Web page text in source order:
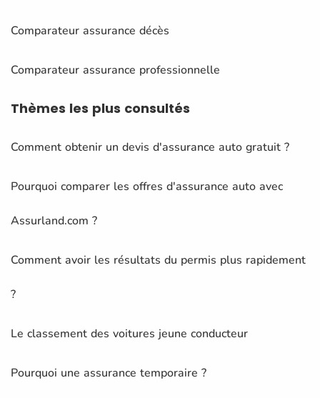
Comparateur assurance décès
Comparateur assurance professionnelle
Thèmes les plus consultés
Comment obtenir un devis d'assurance auto gratuit ?
Pourquoi comparer les offres d'assurance auto avec
Assurland.com ?
Comment avoir les résultats du permis plus rapidement
?
Le classement des voitures jeune conducteur
Pourquoi une assurance temporaire ?